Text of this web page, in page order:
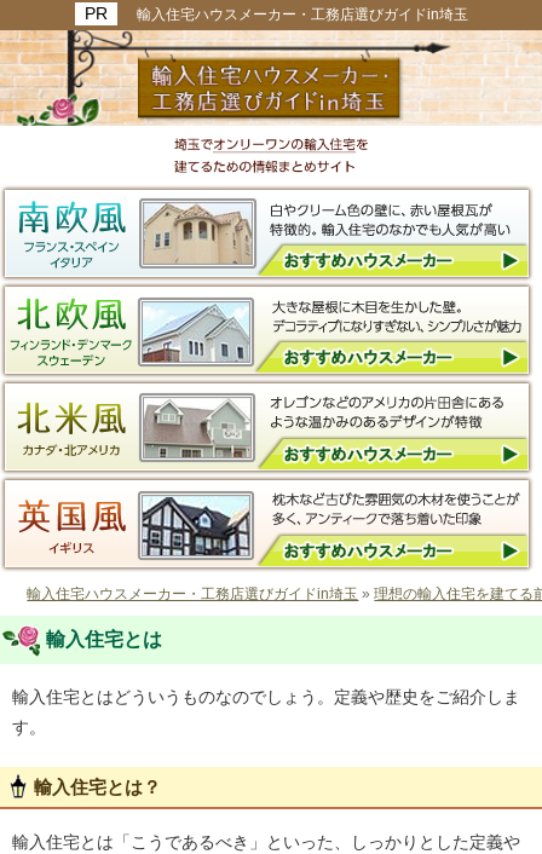
輸入住宅ハウスメーカー・工務店選びガイドin埼玉
輸入住宅ハウスメーカー・工務店選びガイドin埼玉 »理想の輸入住宅を建てる
輸入住宅とは
輸入住宅とはどういうものなのでしょう。定義や歴史をご紹介しま
す。
輸入住宅とは？
輸入住宅とは「こうであるべき」といった、しっかりとした定義や